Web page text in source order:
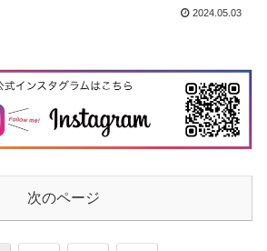
2024.05.03
次のページ